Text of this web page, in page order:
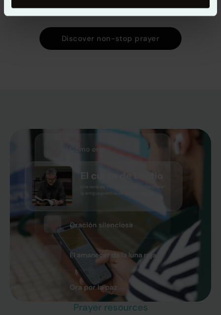
Discover non-stop prayer
Prayer resources